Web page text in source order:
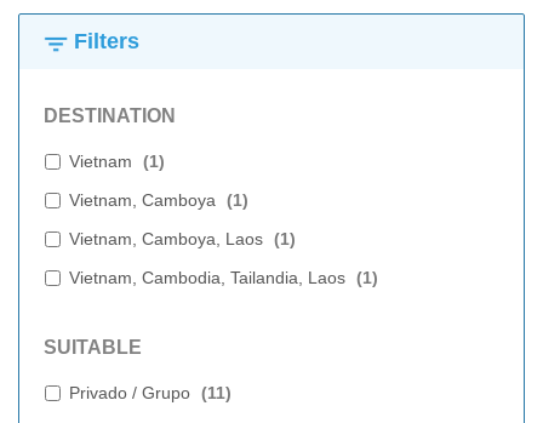
Filters
DESTINATION
Vietnam (1)
Vietnam, Camboya (1)
Vietnam, Camboya, Laos (1)
Vietnam, Cambodia, Tailandia, Laos (1)
SUITABLE
Privado / Grupo (11)